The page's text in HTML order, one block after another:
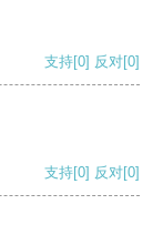
支持[0] 反对[0]
支持[0] 反对[0]